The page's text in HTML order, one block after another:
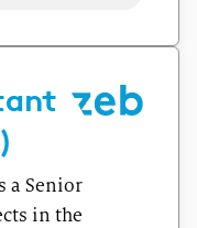
a Senior
in the